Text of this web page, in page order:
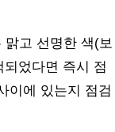
맑고 선명한 색(보
었다면 즉시 점
이에 있는지 점검